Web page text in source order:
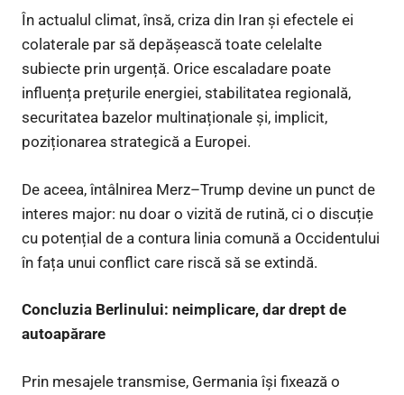
În actualul climat, însă, criza din Iran și efectele ei
colaterale par să depășească toate celelalte
subiecte prin urgență. Orice escaladare poate
influența prețurile energiei, stabilitatea regională,
securitatea bazelor multinaționale și, implicit,
poziționarea strategică a Europei.
De aceea, întâlnirea Merz–Trump devine un punct de
interes major: nu doar o vizită de rutină, ci o discuție
cu potențial de a contura linia comună a Occidentului
în fața unui conflict care riscă să se extindă.
Concluzia Berlinului: neimplicare, dar drept de
autoapărare
Prin mesajele transmise, Germania își fixează o